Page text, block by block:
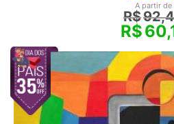
A partir de
R$
R$